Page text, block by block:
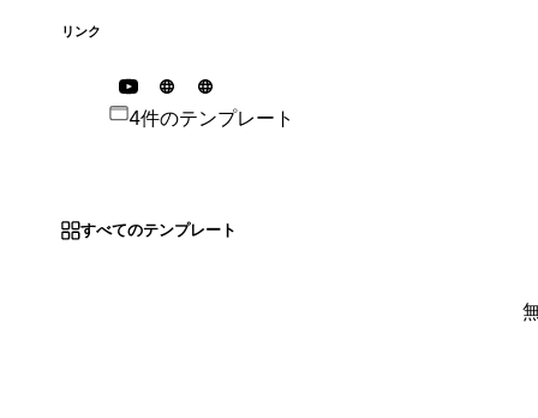
リンク
4件のテンプレート
すべてのテンプレート